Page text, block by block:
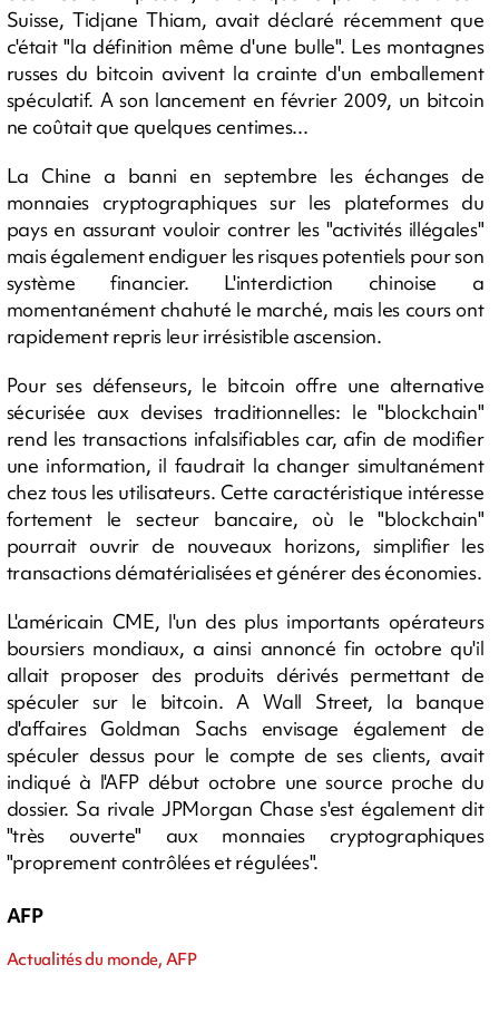
Suisse, Tidjane Thiam, avait déclaré récemment que
c'était "la définition même d'une bulle". Les montagnes
russes du bitcoin avivent la crainte d'un emballement
spéculatif. A son lancement en février 2009, un bitcoin
ne coûtait que quelques centimes...
La Chine a banni en septembre les échanges de
monnaies cryptographiques sur les plateformes du
pays en assurant vouloir contrer les "activités illégales"
mais également endiguer les risques potentiels pour son
système financier. L'interdiction chinoise a
momentanément chahuté le marché, mais les cours ont
rapidement repris leur irrésistible ascension.
Pour ses défenseurs, le bitcoin offre une alternative
sécurisée aux devises traditionnelles: le "blockchain"
rend les transactions infalsifiables car, afin de modifier
une information, il faudrait la changer simultanément
chez tous les utilisateurs. Cette caractéristique intéresse
fortement le secteur bancaire, où le "blockchain"
pourrait ouvrir de nouveaux horizons, simplifier les
transactions dématérialisées et générer des économies.
L'américain CME, l'un des plus importants opérateurs
boursiers mondiaux, a ainsi annoncé fin octobre qu'il
allait proposer des produits dérivés permettant de
spéculer sur le bitcoin. A Wall Street, la banque
d'affaires Goldman Sachs envisage également de
spéculer dessus pour le compte de ses clients, avait
indiqué à l'AFP début octobre une source proche du
dossier. Sa rivale JPMorgan Chase s'est également dit
"très ouverte" aux monnaies cryptographiques
"proprement contrôlées et régulées".
AFP
Actualités du monde, AFP